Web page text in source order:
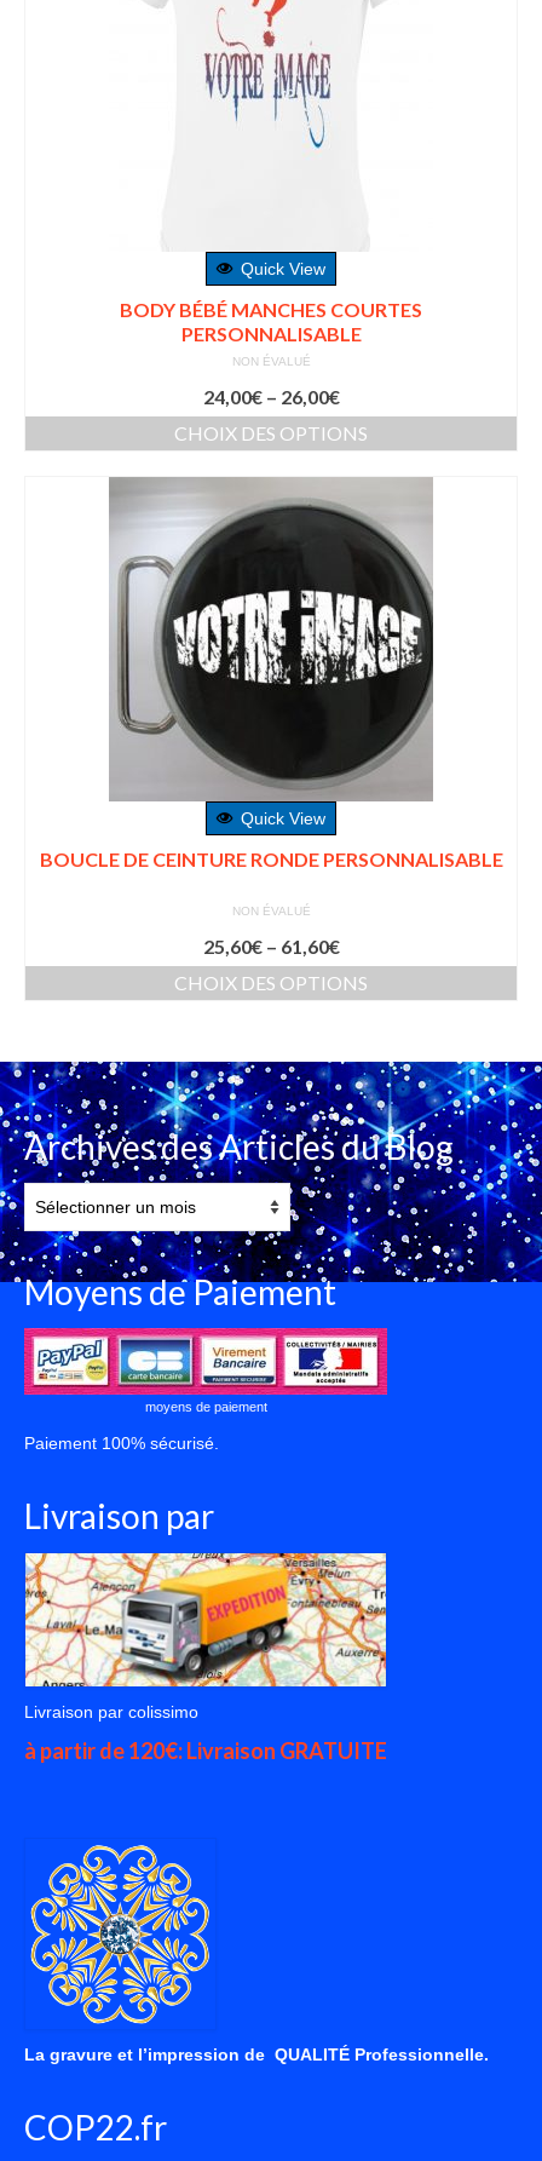
Quick View
BODY BÉBÉ MANCHES COURTES
PERSONNALISABLE
NON ÉVALUÉ
24,00€– 26,00€
CHOIX DES OPTIONS
Quick View
BOUCLE DE CEINTURE RONDE PERSONNALISABLE
NON ÉVALUÉ
25,60€– 61,60€
CHOIX DES OPTIONS
Archives des Articles du Blog
des
Articles
du
Blog
Moyens de Paiement
moyens de paiement
Paiement 100% sécurisé.
Livraison par
Livraison par colissimo
à partir de 120€: Livraison GRATUITE
La gravure et l’impression de QUALITÉ Professionnelle.
COP22.fr